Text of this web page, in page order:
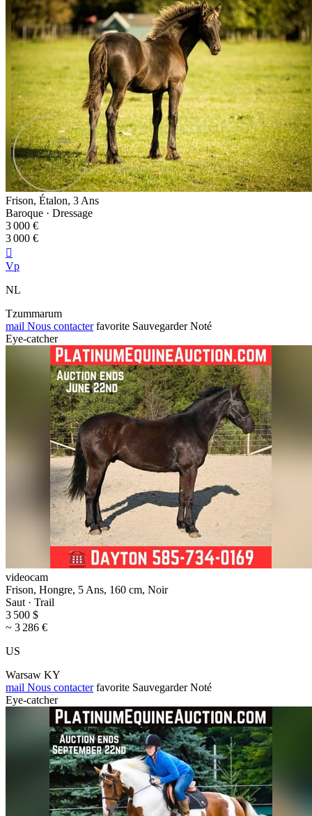
Frison, Étalon, 3 Ans
Baroque · Dressage
3 000 €
3 000 €

Vp
NL
Tzummarum
mail Nous contacter favorite Sauvegarder Noté
Eye-catcher
videocam
Frison, Hongre, 5 Ans, 160 cm, Noir
Saut · Trail
3 500 $
~ 3 286 €
US
Warsaw KY
mail Nous contacter favorite Sauvegarder Noté
Eye-catcher